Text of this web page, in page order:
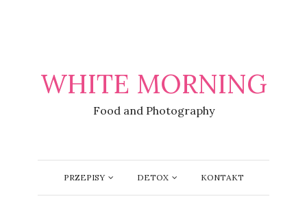
WHITE MORNING
Food and Photography
PRZEPISY DETOX KONTAKT